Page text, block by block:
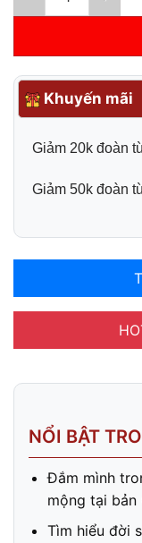
Khuyến mãi
Giảm 20k đoàn
Giảm 50k đoàn
NỔI BẬT
Đắm mình
mộng tại bản
Tìm hiểu đời